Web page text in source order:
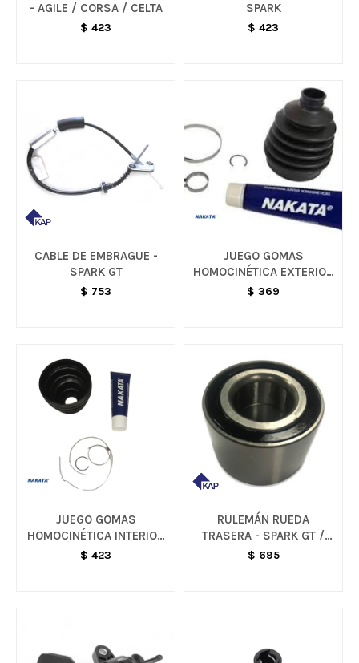
- AGILE / CORSA / CELTA
$ 423
SPARK
$ 423
CABLE DE EMBRAGUE -
SPARK GT
$ 753
JUEGO GOMAS
HOMOCINÉTICA EXTERIOR
POR RUEDA - S10
$ 369
JUEGO GOMAS
HOMOCINÉTICA INTERIOR
- S10
$ 423
RULEMÁN RUEDA
TRASERA - SPARK GT /
AVEO / SAIL
$ 695